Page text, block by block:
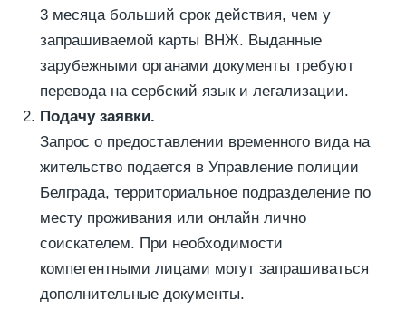
3 месяца больший срок действия, чем у
запрашиваемой карты ВНЖ. Выданные
зарубежными органами документы требуют
перевода на сербский язык и легализации.
Подачу заявки.
Запрос о предоставлении временного вида на
жительство подается в Управление полиции
Белграда, территориальное подразделение по
месту проживания или онлайн лично
соискателем. При необходимости
компетентными лицами могут запрашиваться
дополнительные документы.